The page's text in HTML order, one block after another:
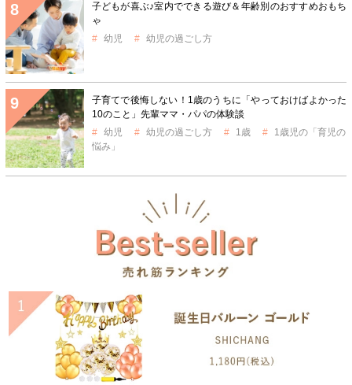
子どもが喜ぶ♪室内でできる遊び＆年齢別のおすすめおもち
ゃ
幼児
幼児の過ごし方
子育てで後悔しない！1歳のうちに「やっておけばよかった
10のこと」先輩ママ・パパの体験談
幼児
幼児の過ごし方 1歳
1歳児の「育児の
悩み」